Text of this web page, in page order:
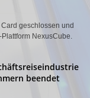
geschlossen und
NexusCube.
beendet